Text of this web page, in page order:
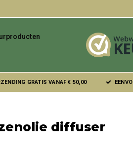
GRATIS VANAF € 50,00
diffuser